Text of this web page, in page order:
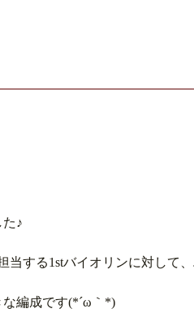
♪
する1stバイオリンに対して
編成です(*´ω｀*)